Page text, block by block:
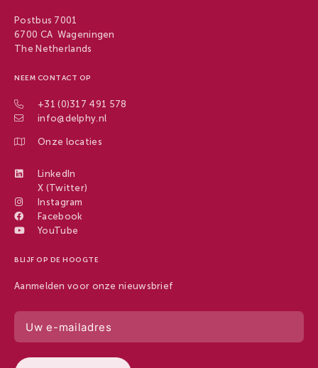
Postbus 7001
6700 CA Wageningen
The Netherlands
NEEM CONTACT OP
+31 (0)317 491 578
info@delphy.nl
Onze locaties
LinkedIn
X (Twitter)
Instagram
Facebook
YouTube
BLIJF OP DE HOOGTE
Aanmelden voor onze nieuwsbrief